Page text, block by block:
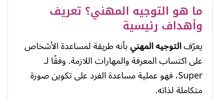
ما هو التوجيه المهني؟ تعريف
وأهداف رئيسية
يعرّفالتوجيه المهنيبأنه طريقة لمساعدة الأشخاص
على اكتساب المعرفة والمهارات اللازمة. وفقًا لـ
Super، فهو عملية مساعدة الفرد على تكوين صورة
متكاملة لذاته.